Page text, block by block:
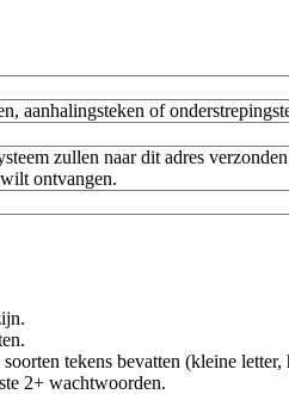
aanhalingsteken of
zullen naar dit adres
ontvangen.
tekens bevatten (kleine
2+ wachtwoorden.